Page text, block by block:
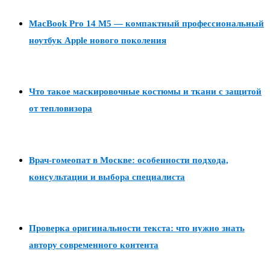
MacBook Pro 14 M5 — компактный профессиональный
ноутбук Apple нового поколения
Что такое маскировочные костюмы и ткани с защитой
от тепловизора
Врач-гомеопат в Москве: особенности подхода,
консультации и выбора специалиста
Проверка оригинальности текста: что нужно знать
автору современного контента